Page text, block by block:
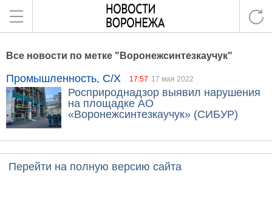
Все новости по метке "Воронежсинтезкаучук"
Промышленность, С/Х 17:57 17 мая 2022
Росприроднадзор выявил нарушения
на площадке АО
«Воронежсинтезкаучук» (СИБУР)
Перейти на полную версию сайта